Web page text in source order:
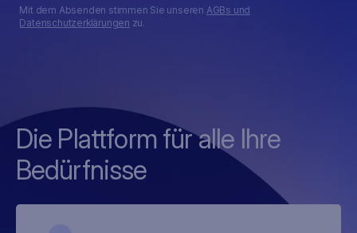
Mit dem Absenden stimmen Sie unseren AGBs und
Datenschutzerklärungen zu.
Die Plattform für alle Ihre
Bedürfnisse